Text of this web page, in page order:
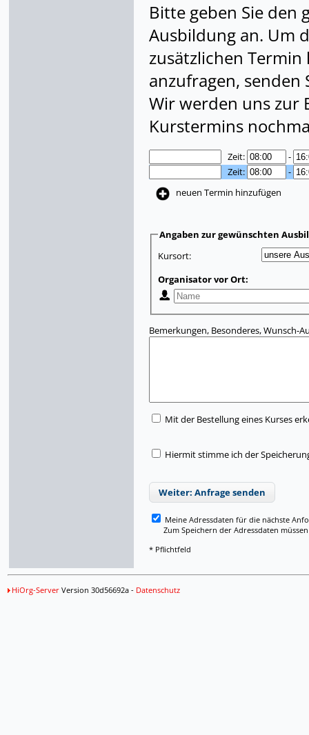
Bitte geben Sie den
Ausbildung an. Um
zusätzlichen
anzufragen, senden
Wir werden uns zur
Kurstermins
Zeit:
-
Zeit:
-
neuen Termin hinzufügen
Angaben zur gewünschten
Kursort:
Organisator vor Ort:
Bemerkungen, Besonderes, Wunsch-
Mit der Bestellung eines Kurses
Hiermit stimme ich der
Weiter: Anfrage senden
Meine Adressdaten für die nächste
Zum Speichern der Adressdaten müssen
* Pflichtfeld
HiOrg-ServerVersion 30d56692a - Datenschutz